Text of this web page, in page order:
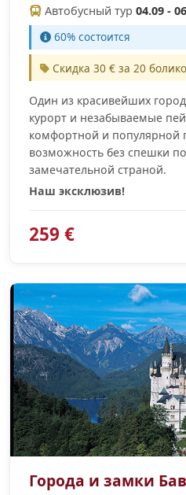
Автобусный тур 04.09 -
60% состоится
Скидка 30 € за 20
Один из красивейших
курорт и незабываемые
комфортной и популярной
возможность без спешки
замечательной страной.
Наш эксклюзив!
259 €
Города и замки